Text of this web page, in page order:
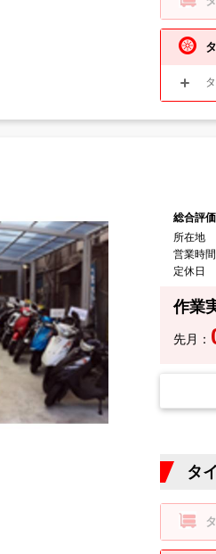
総合評価
所在地
営業時間
定休日
作業
先月：
タ